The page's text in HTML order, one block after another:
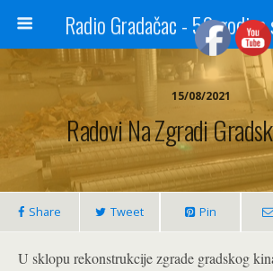
15/08/2021
Radovi Na Zgradi
Share Tweet Pin
U sklopu rekonstrukcije zgrade gradskog